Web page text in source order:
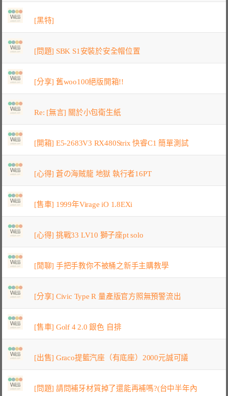
[黑特]
[問題] SBK S1安裝於安全帽位置
[分享] 舊woo100絕版開箱!!
Re: [無言] 關於小包衛生紙
[開箱] E5-2683V3 RX480Strix 快睿C1 簡單測試
[心得] 蒼の海賊龍 地獄 執行者16PT
[售車] 1999年Virage iO 1.8EXi
[心得] 挑戰33 LV10 獅子座pt solo
[閒聊] 手把手教你不被桶之新手主購教學
[分享] Civic Type R 量產版官方照無預警流出
[售車] Golf 4 2.0 銀色 自排
[出售] Graco提籃汽座（有底座）2000元誠可議
[問題] 請問補牙材質掉了還能再補嗎?(台中半年內